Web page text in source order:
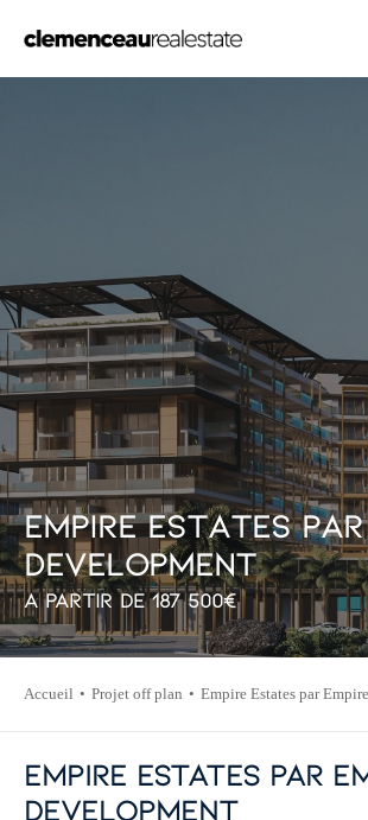
Empire Estates par
development
À partir de187 500€
Accueil Projet off plan Empire Estates par
Empire Estates par
development